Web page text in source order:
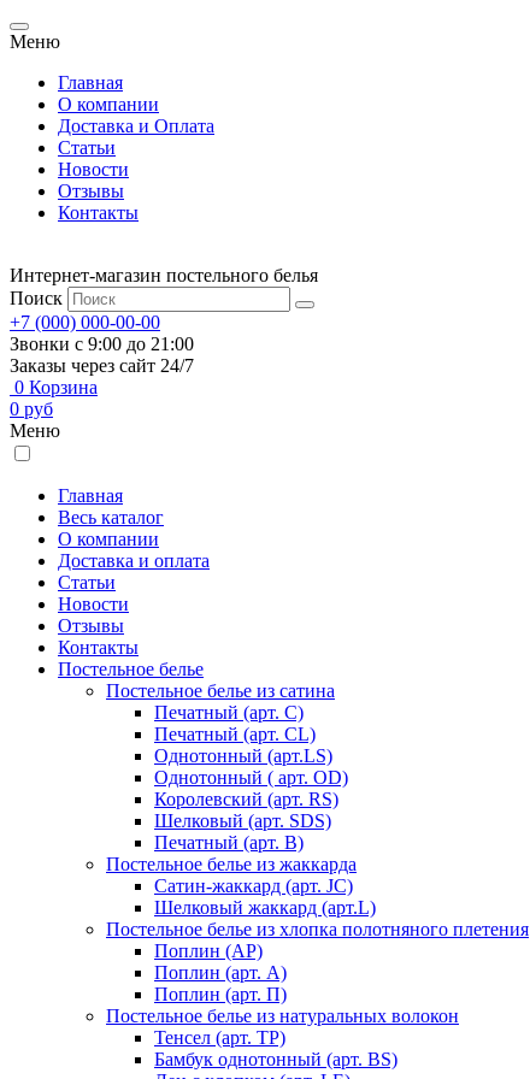
Меню
Главная
О компании
Доставка и Оплата
Статьи
Новости
Отзывы
Контакты
Интернет-магазин постельного белья
Поиск
+7 (000) 000-00-00
Звонки с 9:00 до 21:00
Заказы через сайт 24/7
0 Корзина
0 руб
Меню
Главная
Весь каталог
О компании
Доставка и оплата
Статьи
Новости
Отзывы
Контакты
Постельное белье
Постельное белье из сатина
Печатный (арт. С)
Печатный (арт. СL)
Однотонный (арт.LS)
Однотонный ( арт. OD)
Королевский (арт. RS)
Шелковый (арт. SDS)
Печатный (арт. В)
Постельное белье из жаккарда
Сатин-жаккард (арт. JC)
Шелковый жаккард (арт.L)
Постельное белье из хлопка полотняного плетения
Поплин (AP)
Поплин (арт. А)
Поплин (арт. П)
Постельное белье из натуральных волокон
Тенсел (арт. ТР)
Бамбук однотонный (арт. BS)